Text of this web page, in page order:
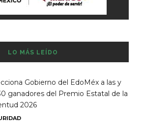
LO MÁS LEÍDO
Gobierno del EdoMéx a las y
ganadores del Premio Estatal de la
2026